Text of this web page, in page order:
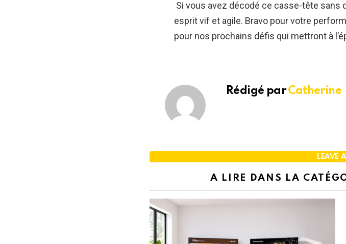
Si vous avez décodé ce casse-tête sans
esprit vif et agile. Bravo pour votre
pour nos prochains défis qui mettront à
Rédigé parCatherine
LEAVE
A LIRE DANS LA